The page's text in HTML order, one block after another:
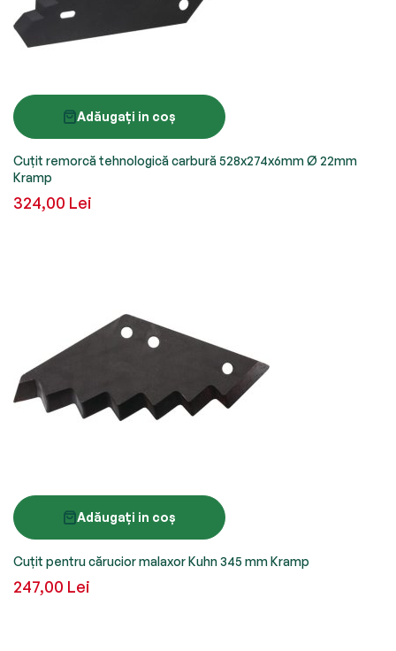
Adăugați in coș
Cuțit remorcă tehnologică carbură 528x274x6mm Ø 22mm
Kramp
324,00 Lei
Adăugați in coș
Cuțit pentru cărucior malaxor Kuhn 345 mm Kramp
247,00 Lei